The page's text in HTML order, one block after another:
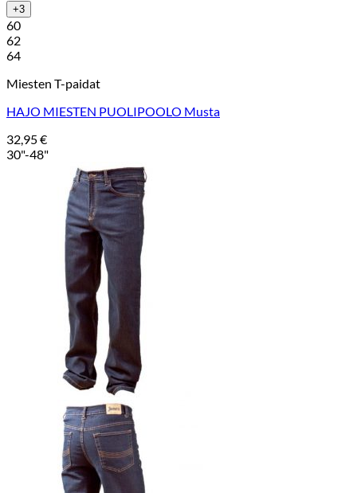
+3
60
62
64
Miesten T-paidat
HAJO MIESTEN PUOLIPOOLO Musta
32,95€
30"-48"